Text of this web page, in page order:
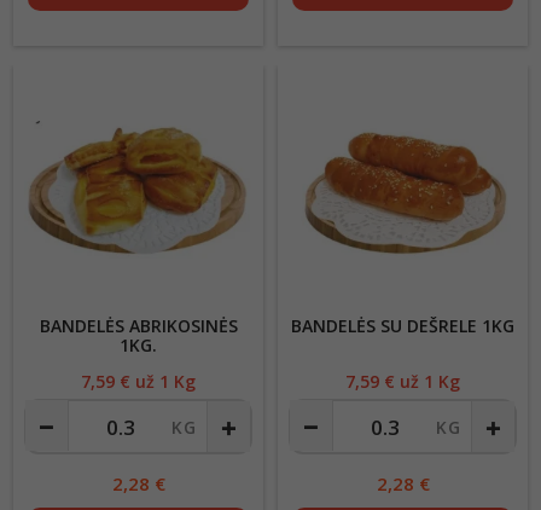
BANDELĖS ABRIKOSINĖS
1KG.
Kaina
7,59 € už 1 Kg
2,28 €
BANDELĖS SU DEŠRELE 1KG
Kaina
7,59 € už 1 Kg
2,28 €